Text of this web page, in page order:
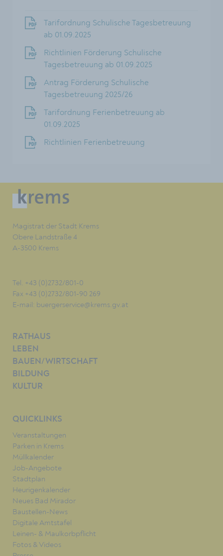
Tarifordnung Schulische Tagesbetreuung
ab 01.09.2025
Richtlinien Förderung Schulische
Tagesbetreuung ab 01.09.2025
Antrag Förderung Schulische
Tagesbetreuung 2025/26
Tarifordnung Ferienbetreuung ab
01.09.2025
Richtlinien Ferienbetreuung
Magistrat der Stadt Krems
Obere Landstraße 4
A-3500 Krems
Tel. +43 (0)2732/801-0
Fax +43 (0)2732/801-90 269
E-mail: buergerservice@krems.gv.at
RATHAUS
LEBEN
BAUEN/WIRTSCHAFT
BILDUNG
KULTUR
QUICKLINKS
Veranstaltungen
Parken in Krems
Müllkalender
Job-Angebote
Stadtplan
Heurigenkalender
Neues Bad Mirador
Baustellen-News
Digitale Amtstafel
Leinen- & Maulkorbpflicht
Fotos & Videos